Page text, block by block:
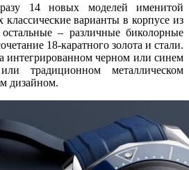
14 новых моделей именитой
варианты в корпусе из
– различные биколорные
18-каратного золота и стали.
интегрированном черном или синем
традиционном металлическом
дизайном.